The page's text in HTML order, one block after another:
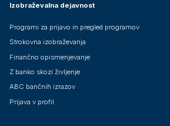
Izobraževalna dejavnost
Programi za prijavo in pregled programov
Strokovna izobraževanja
Finančno opismenjevanje
Z banko skozi življenje
ABC bančnih izrazov
Prijava v profil